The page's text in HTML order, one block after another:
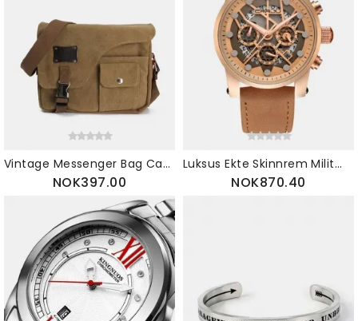
Vintage Messenger Bag Canvas Crossbody Bag Skulderveske For Menn
NOK397.00
Luksus Ekte Skinnrem Militær Herreklokker 3 Små Skiver Chronograph Date Vanntette Klokker
NOK870.40